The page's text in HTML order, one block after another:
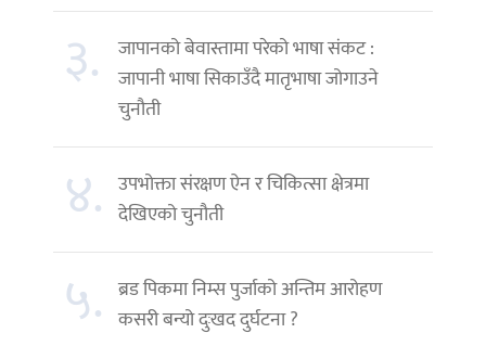
३.
जापानको बेवास्तामा परेको भाषा संकट :
जापानी भाषा सिकाउँदै मातृभाषा जोगाउने
चुनौती
४. उपभोक्ता संरक्षण ऐन र चिकित्सा क्षेत्रमा
देखिएको चुनौती
५. ब्रड पिकमा निम्स पुर्जाको अन्तिम आरोहण
कसरी बन्यो दुःखद दुर्घटना ?